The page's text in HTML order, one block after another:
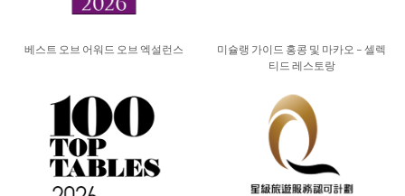
베스트 오브 어워드 오브 엑설런스
미슐랭 가이드 홍콩 및 마카오 – 셀렉
티드 레스토랑